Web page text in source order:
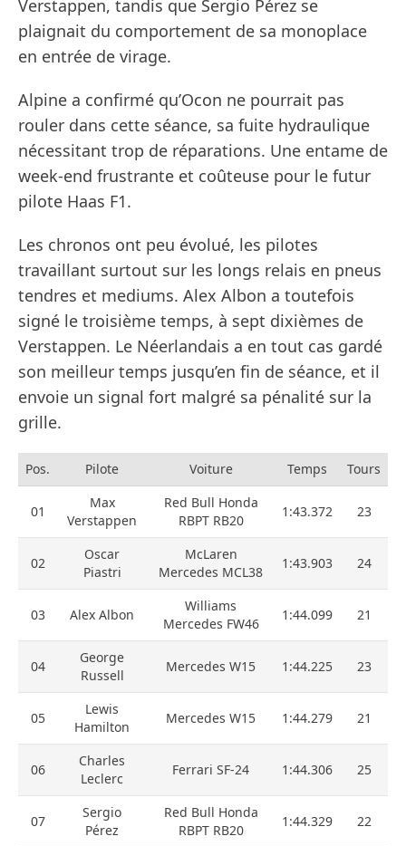
Verstappen, tandis que Sergio Pérez se
plaignait du comportement de sa monoplace
en entrée de virage.
Alpine a confirmé qu’Ocon ne pourrait pas
rouler dans cette séance, sa fuite hydraulique
nécessitant trop de réparations. Une entame de
week-end frustrante et coûteuse pour le futur
pilote Haas F1.
Les chronos ont peu évolué, les pilotes
travaillant surtout sur les longs relais en pneus
tendres et mediums. Alex Albon a toutefois
signé le troisième temps, à sept dixièmes de
Verstappen. Le Néerlandais a en tout cas gardé
son meilleur temps jusqu’en fin de séance, et il
envoie un signal fort malgré sa pénalité sur la
grille.
Pos. Pilote Voiture Temps Tours
01
Max
Verstappen
Red Bull Honda
RBPT RB20
1:43.372 23
02
Oscar
Piastri
McLaren
Mercedes MCL38
1:43.903 24
03 Alex Albon
Williams
Mercedes FW46
1:44.099 21
04
George
Russell
Mercedes W15 1:44.225 23
05
Lewis
Hamilton
Mercedes W15 1:44.279 21
06
Charles
Leclerc
Ferrari SF-24 1:44.306 25
07
Sergio
Pérez
Red Bull Honda
RBPT RB20
1:44.329 22